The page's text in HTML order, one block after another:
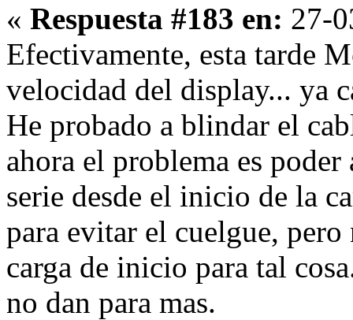
« Respuesta #183 en: 27-
Efectivamente, esta tarde
velocidad del display... ya
He probado a blindar el
ahora el problema es
serie desde el inicio de la
para evitar el cuelgue, pero
carga de inicio para tal
no dan para mas.